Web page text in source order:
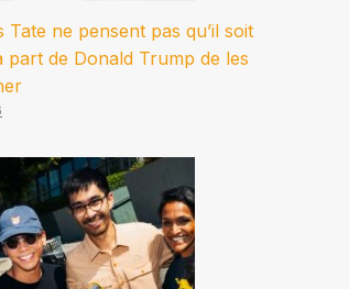
Tate ne pensent pas qu’il soit
part de Donald Trump de les